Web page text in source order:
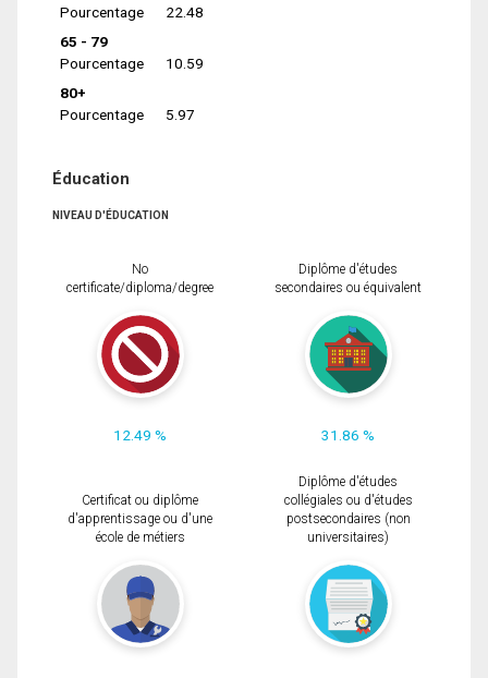
Pourcentage
22.48
65 - 79
Pourcentage
10.59
80+
Pourcentage
5.97
Éducation
NIVEAU D'ÉDUCATION
No
certificate/diploma/degree
12.49 %
Diplôme d'études
secondaires ou équivalent
31.86 %
Certificat ou diplôme
d'apprentissage ou d'une
école de métiers
Diplôme d'études
collégiales ou d'études
postsecondaires (non
universitaires)